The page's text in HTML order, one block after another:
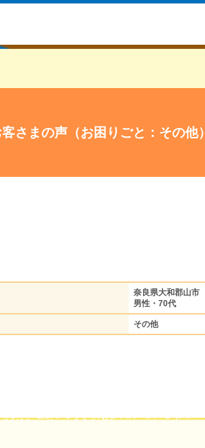
さまの声（お困りごと：その他）
奈良県大和郡山市
男性・70代
その他